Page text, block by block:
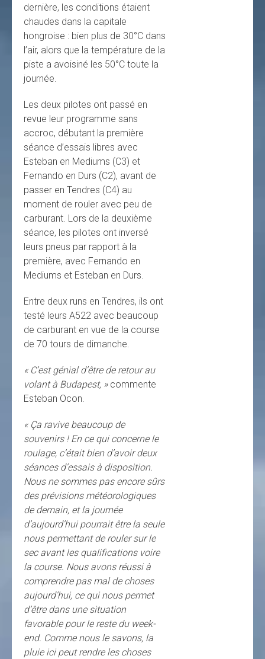
dernière, les conditions étaient
chaudes dans la capitale
hongroise : bien plus de 30°C dans
l’air, alors que la température de la
piste a avoisiné les 50°C toute la
journée.
Les deux pilotes ont passé en
revue leur programme sans
accroc, débutant la première
séance d’essais libres avec
Esteban en Mediums (C3) et
Fernando en Durs (C2), avant de
passer en Tendres (C4) au
moment de rouler avec peu de
carburant. Lors de la deuxième
séance, les pilotes ont inversé
leurs pneus par rapport à la
première, avec Fernando en
Mediums et Esteban en Durs.
Entre deux runs en Tendres, ils ont
testé leurs A522 avec beaucoup
de carburant en vue de la course
de 70 tours de dimanche.
« C’est génial d’être de retour au
volant à Budapest, »commente
Esteban Ocon.
« Ça ravive beaucoup de
souvenirs ! En ce qui concerne le
roulage, c’était bien d’avoir deux
séances d’essais à disposition.
Nous ne sommes pas encore sûrs
des prévisions météorologiques
de demain, et la journée
d’aujourd’hui pourrait être la seule
nous permettant de rouler sur le
sec avant les qualifications voire
la course. Nous avons réussi à
comprendre pas mal de choses
aujourd’hui, ce qui nous permet
d’être dans une situation
favorable pour le reste du week-
end. Comme nous le savons, la
pluie ici peut rendre les choses